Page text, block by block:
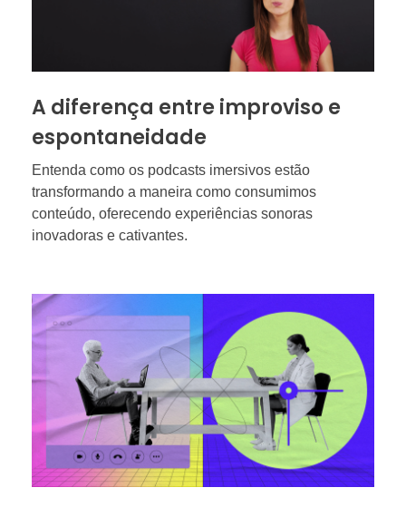
A diferença entre improviso e
espontaneidade
Entenda como os podcasts imersivos estão
transformando a maneira como consumimos
conteúdo, oferecendo experiências sonoras
inovadoras e cativantes.